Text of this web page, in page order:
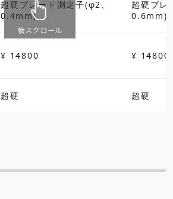
超硬ブレード測定子(φ2、
0.4mm)
超硬ブレ
0.6mm)
¥ 14800 ¥ 14800
超硬 超硬